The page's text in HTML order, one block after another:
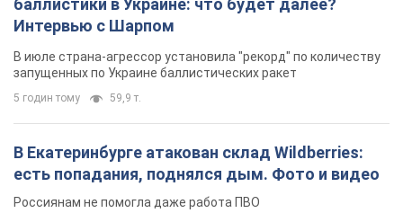
баллистики в Украине: что будет далее?
Интервью с Шарпом
В июле страна-агрессор установила "рекорд" по количеству
запущенных по Украине баллистических ракет
5 годин тому 59,9 т.
В Екатеринбурге атакован склад Wildberries:
есть попадания, поднялся дым. Фото и видео
Россиянам не помогла даже работа ПВО